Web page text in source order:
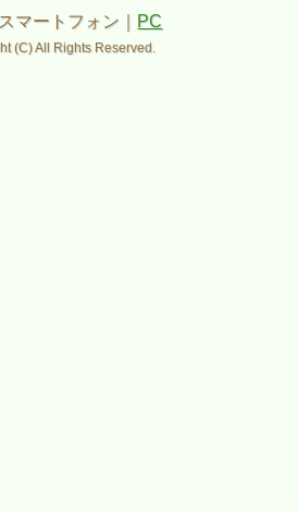
マートフォン｜ PC
(C) All Rights Reserved.